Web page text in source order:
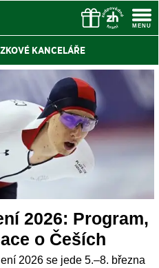
KANCELÁŘE
2026: Program,
o Češích
2026 se jede 5.–8. března